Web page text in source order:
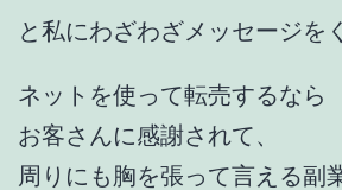
と私にわざわざメッセージを
ネットを使って転売するなら
お客さんに感謝されて、
周りにも胸を張って言える副